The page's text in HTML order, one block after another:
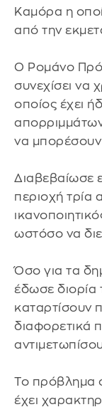
Καμόρα η
από την
Ο Ρομάνο
συνεχίσει να
οποίος έχει
να μπορέσουν
Διαβεβαίωσε
περιοχή τρία
ωστόσο να
Όσο για τα
έδωσε διορία
καταρτίσουν
διαφορετικά
Το πρόβλημα
έχει